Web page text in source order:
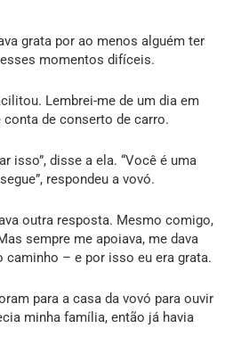
grata por ao menos alguém ter
momentos difíceis.
Lembrei-me de um dia em
de conserto de carro.
isso”, disse a ela. “Você é uma
respondeu a vovó.
outra resposta. Mesmo comigo,
sempre me apoiava, me dava
caminho – e por isso eu era grata.
para a casa da vovó para ouvir
minha família, então já havia